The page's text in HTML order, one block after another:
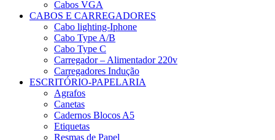
Cabos VGA
CABOS E CARREGADORES
Cabo lighting-Iphone
Cabo Type A/B
Cabo Type C
Carregador – Alimentador 220v
Carregadores Indução
ESCRITÓRIO-PAPELARIA
Agrafos
Canetas
Cadernos Blocos A5
Etiquetas
Resmas de Papel